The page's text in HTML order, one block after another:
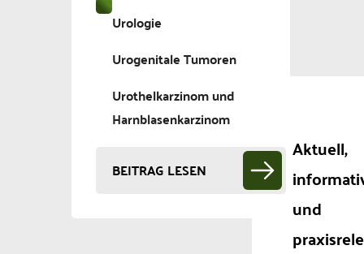
Urologie
Urogenitale Tumoren
Urothelkarzinom und
Harnblasenkarzinom
BEITRAG LESEN
Aktuell,
und